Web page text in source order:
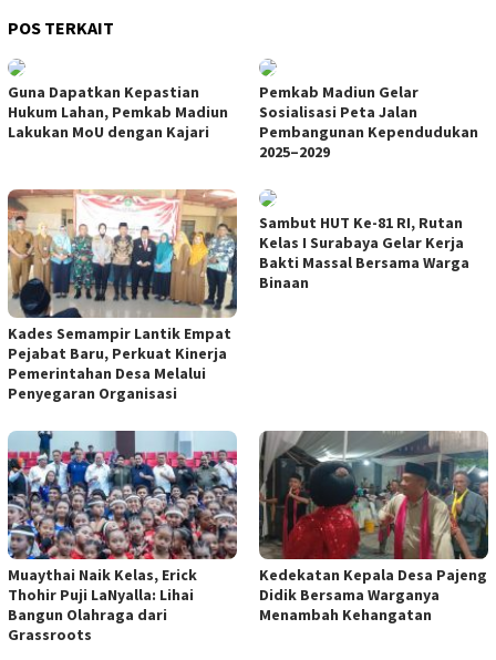
POS TERKAIT
Guna Dapatkan Kepastian
Hukum Lahan, Pemkab Madiun
Lakukan MoU dengan Kajari
Pemkab Madiun Gelar
Sosialisasi Peta Jalan
Pembangunan Kependudukan
2025–2029
Kades Semampir Lantik Empat
Pejabat Baru, Perkuat Kinerja
Pemerintahan Desa Melalui
Penyegaran Organisasi
Sambut HUT Ke-81 RI, Rutan
Kelas I Surabaya Gelar Kerja
Bakti Massal Bersama Warga
Binaan
Muaythai Naik Kelas, Erick
Thohir Puji LaNyalla: Lihai
Bangun Olahraga dari
Grassroots
Kedekatan Kepala Desa Pajeng
Didik Bersama Warganya
Menambah Kehangatan